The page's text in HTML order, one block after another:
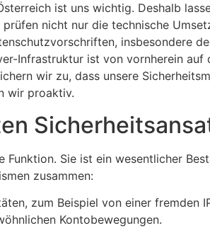
ist uns wichtig. Deshalb
nicht nur die technische
insbesondere
Infrastruktur ist von vornherein
wir zu, dass unsere
wir proaktiv.
Funktion. Sie ist ein wesentlicher
zusammen:
zum Beispiel von einer fremden
Kontobewegungen.